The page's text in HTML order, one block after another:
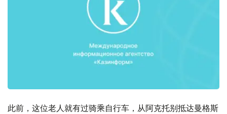
此前，这位老人就有过骑乘自行车，从阿克托别抵达曼格斯